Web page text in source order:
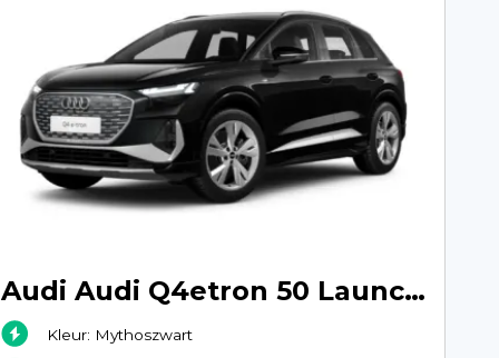
Audi Audi Q4etron 50 Launch Edition S Competition - Mythoszwart
Kleur: Mythoszwart